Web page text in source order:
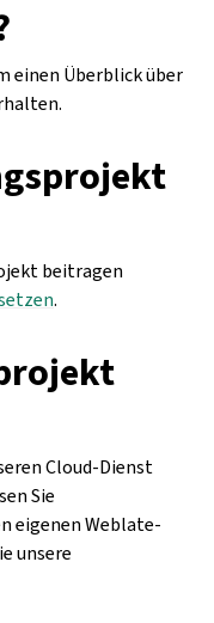
einen Überblick über
beitragen
.
Cloud-Dienst
Sie
eigenen Weblate-
unsere